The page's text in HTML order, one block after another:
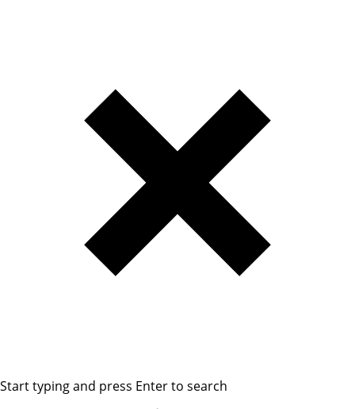
Start typing and press Enter to search